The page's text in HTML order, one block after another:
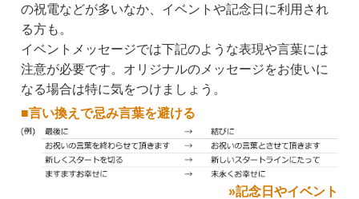
の祝電などが多いなか、イベントや記念日に利用され
る方も。
イベントメッセージでは下記のような表現や言葉には
注意が必要です。オリジナルのメッセージをお使いに
なる場合は特に気をつけましょう。
■言い換えで忌み言葉を避ける
»記念日やイベント